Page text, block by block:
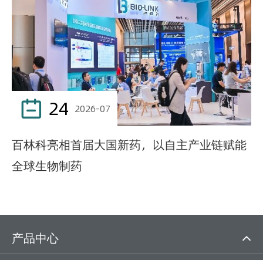
 24 2026-07
百林科亮相首届大国新药，以自主产业链赋能
全球生物制药
产品中心